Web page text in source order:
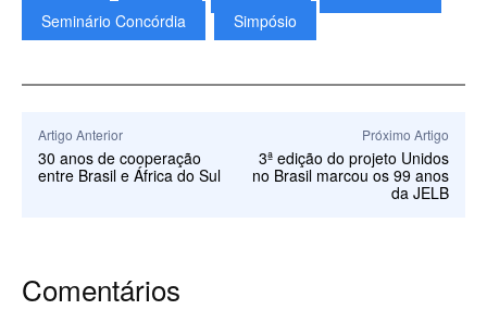
Seminário Concórdia
Simpósio
Artigo Anterior
30 anos de cooperação
entre Brasil e África do Sul
Próximo Artigo
3ª edição do projeto Unidos
no Brasil marcou os 99 anos
da JELB
Comentários